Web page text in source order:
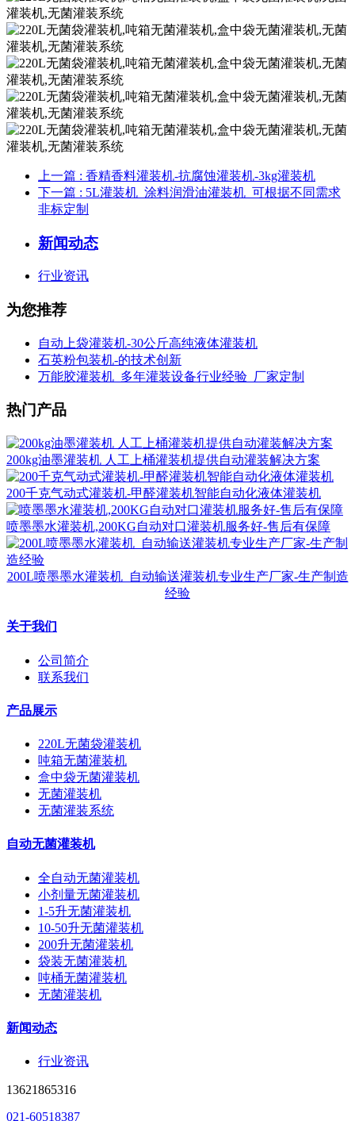
上一篇 : 香精香料灌装机-抗腐蚀灌装机-3kg灌装机
下一篇 : 5L灌装机_涂料润滑油灌装机_可根据不同需求
非标定制
新闻动态
行业资讯
为您推荐
自动上袋灌装机-30公斤高纯液体灌装机
石英粉包装机-的技术创新
万能胶灌装机_多年灌装设备行业经验_厂家定制
热门产品
200kg油墨灌装机 人工上桶灌装机提供自动灌装解决方案
200千克气动式灌装机-甲醛灌装机智能自动化液体灌装机
喷墨墨水灌装机,200KG自动对口灌装机服务好-售后有保障
200L喷墨墨水灌装机_自动输送灌装机专业生产厂家-生产制造
经验
关于我们
公司简介
联系我们
产品展示
220L无菌袋灌装机
吨箱无菌灌装机
盒中袋无菌灌装机
无菌灌装机
无菌灌装系统
自动无菌灌装机
全自动无菌灌装机
小剂量无菌灌装机
1-5升无菌灌装机
10-50升无菌灌装机
200升无菌灌装机
袋装无菌灌装机
吨桶无菌灌装机
无菌灌装机
新闻动态
行业资讯
13621865316
021-60518387